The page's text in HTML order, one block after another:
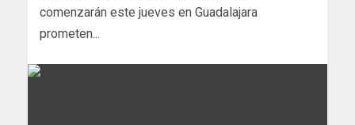
comenzarán este jueves en Guadalajara
prometen...